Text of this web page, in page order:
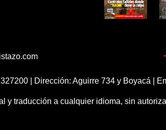
| Dirección: Aguirre 734 y Boyacá |
y traducción a cualquier idioma, sin